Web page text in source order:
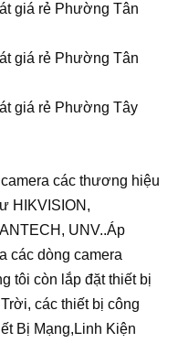
giá rẻ Phường Tân
giá rẻ Phường Tân
giá rẻ Phường Tây
các thương hiệu
HIKVISION,
UNV..Áp
các dòng camera
tôi còn lắp đặt thiết bị
các thiết bị công
Bị Mạng,Linh Kiện